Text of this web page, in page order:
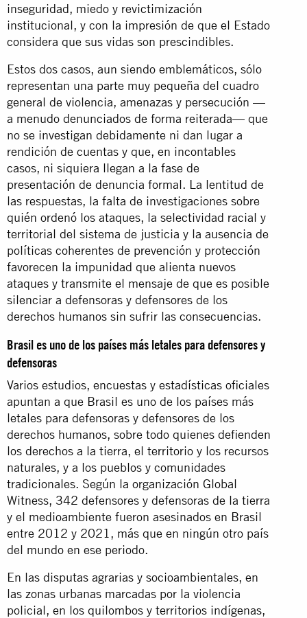
inseguridad, miedo y revictimización
institucional, y con la impresión de que el Estado
considera que sus vidas son prescindibles.
Estos dos casos, aun siendo emblemáticos, sólo
representan una parte muy pequeña del cuadro
general de violencia, amenazas y persecución —
a menudo denunciados de forma reiterada— que
no se investigan debidamente ni dan lugar a
rendición de cuentas y que, en incontables
casos, ni siquiera llegan a la fase de
presentación de denuncia formal. La lentitud de
las respuestas, la falta de investigaciones sobre
quién ordenó los ataques, la selectividad racial y
territorial del sistema de justicia y la ausencia de
políticas coherentes de prevención y protección
favorecen la impunidad que alienta nuevos
ataques y transmite el mensaje de que es posible
silenciar a defensoras y defensores de los
derechos humanos sin sufrir las consecuencias.
Brasil es uno de los países más letales para defensores y
defensoras
Varios estudios, encuestas y estadísticas oficiales
apuntan a que Brasil es uno de los países más
letales para defensoras y defensores de los
derechos humanos, sobre todo quienes defienden
los derechos a la tierra, el territorio y los recursos
naturales, y a los pueblos y comunidades
tradicionales. Según la organización Global
Witness, 342 defensores y defensoras de la tierra
y el medioambiente fueron asesinados en Brasil
entre 2012 y 2021, más que en ningún otro país
del mundo en ese periodo.
En las disputas agrarias y socioambientales, en
las zonas urbanas marcadas por la violencia
policial, en los quilombos y territorios indígenas,